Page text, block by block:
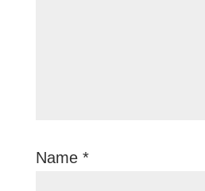
Name *